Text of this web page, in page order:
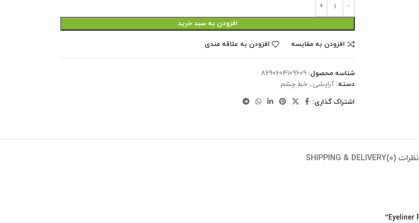
افزودن به سبد خرید
افزودن به مقایسه افزودن به علاقه مندی
شناسه محصول: 8690604109609
دسته: آرایشی , خط چشم
اشتراک گذاری:
نظرات (0) SHIPPING & DELIVERY